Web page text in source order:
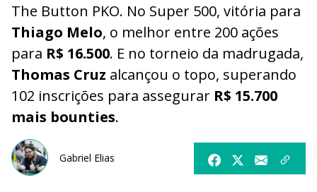
The Button PKO. No Super 500, vitória para
Thiago Melo, o melhor entre 200 ações
para R$ 16.500. E no torneio da madrugada,
Thomas Cruz alcançou o topo, superando
102 inscrições para assegurar R$ 15.700
mais bounties.
Gabriel Elias